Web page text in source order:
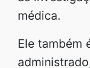
médica.
Ele também